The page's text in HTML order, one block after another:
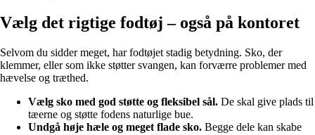
Vælg det rigtige fodtøj – også på kontoret
Selvom du sidder meget, har fodtøjet stadig betydning. Sko, der
klemmer, eller som ikke støtter svangen, kan forværre problemer med
hævelse og træthed.
Vælg sko med god støtte og fleksibel sål. De skal give plads til
tæerne og støtte fodens naturlige bue.
Undgå høje hæle og meget flade sko. Begge dele kan skabe